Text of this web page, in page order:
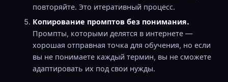
повторяйте. Это итеративный процесс.
Копирование промптов без понимания.
Промпты, которыми делятся в интернете —
хорошая отправная точка для обучения, но если
вы не понимаете каждый термин, вы не сможете
адаптировать их под свои нужды.